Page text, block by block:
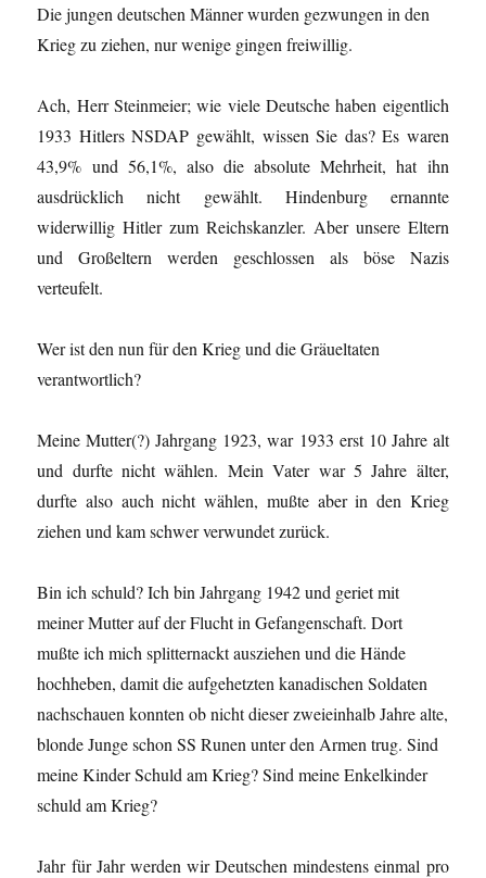
Die jungen deutschen Männer wurden gezwungen in den
Krieg zu ziehen, nur wenige gingen freiwillig.
Ach, Herr Steinmeier; wie viele Deutsche haben eigentlich
1933 Hitlers NSDAP gewählt, wissen Sie das? Es waren
43,9% und 56,1%, also die absolute Mehrheit, hat ihn
ausdrücklich nicht gewählt. Hindenburg ernannte
widerwillig Hitler zum Reichskanzler. Aber unsere Eltern
und Großeltern werden geschlossen als böse Nazis
verteufelt.
Wer ist den nun für den Krieg und die Gräueltaten
verantwortlich?
Meine Mutter(?) Jahrgang 1923, war 1933 erst 10 Jahre alt
und durfte nicht wählen. Mein Vater war 5 Jahre älter,
durfte also auch nicht wählen, mußte aber in den Krieg
ziehen und kam schwer verwundet zurück.
Bin ich schuld? Ich bin Jahrgang 1942 und geriet mit
meiner Mutter auf der Flucht in Gefangenschaft. Dort
mußte ich mich splitternackt ausziehen und die Hände
hochheben, damit die aufgehetzten kanadischen Soldaten
nachschauen konnten ob nicht dieser zweieinhalb Jahre alte,
blonde Junge schon SS Runen unter den Armen trug. Sind
meine Kinder Schuld am Krieg? Sind meine Enkelkinder
schuld am Krieg?
Jahr für Jahr werden wir Deutschen mindestens einmal pro